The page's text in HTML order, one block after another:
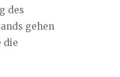
des
gehen
die